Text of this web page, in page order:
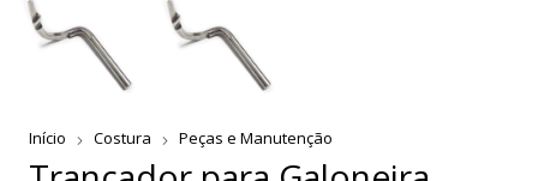
Início Costura Peças e Manutenção